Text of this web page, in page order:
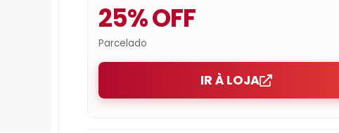
25% OFF
Parcelado
IR À LOJA